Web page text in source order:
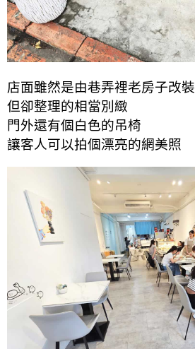
店面雖然是由巷弄裡老房子改裝
但卻整理的相當別緻
門外還有個白色的吊椅
讓客人可以拍個漂亮的網美照